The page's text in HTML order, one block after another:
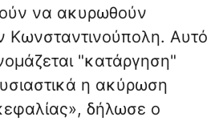
να ακυρωθούν
Κωνσταντινούπολη. Αυτό
"κατάργηση"
η ακύρωση
δήλωσε ο